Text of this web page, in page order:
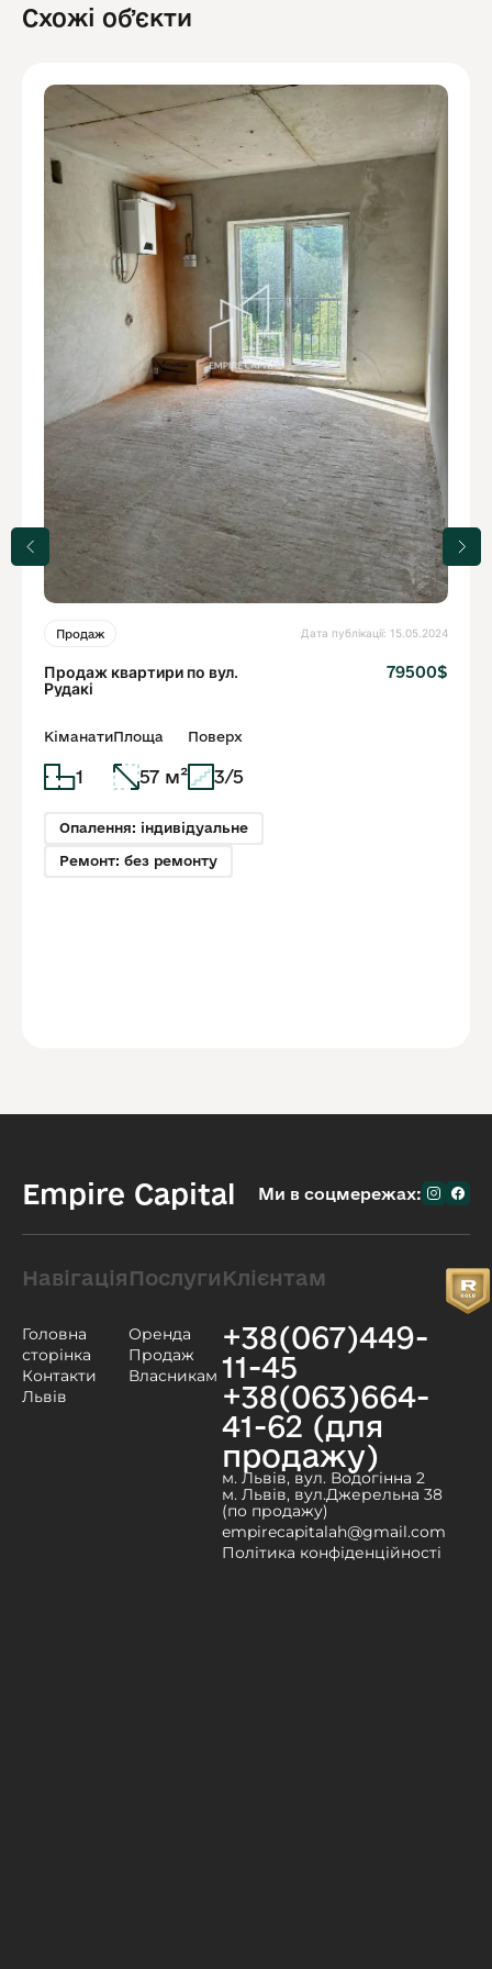
Схожі обʼєкти
Продаж Дата публікації: 15.05.2024
Продаж квартири по вул.
Рудакі
79500$
Кіманати
1
Площа
57 м²
Поверх
3/5
Опалення: індивідуальне
Ремонт: без ремонту
Empire Capital Ми в соцмережах:
Навігація
Головна
сторінка
Контакти
Львів
Послуги
Оренда
Продаж
Власникам
Клієнтам
+38(067)449-
11-45
+38(063)664-
41-62 (для
продажу)
м. Львів, вул. Водогінна 2
м. Львів, вул.Джерельна 38
(по продажу)
empirecapitalah@gmail.com
Політика конфіденційності